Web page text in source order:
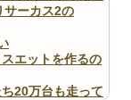
サーカス2の
エットを作るの
20万台も走って